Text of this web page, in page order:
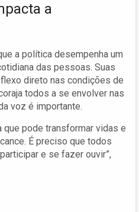
a
a política desempenha um
das pessoas. Suas
direto nas condições de
todos a se envolver nas
voz é importante.
que pode transformar vidas e
É preciso que todos
e se fazer ouvir”,